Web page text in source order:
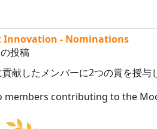
Innovation - Nominations
の投稿
したメンバーに2つの賞を授与
members contributing to the